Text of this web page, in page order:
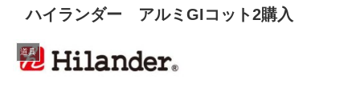
ハイランダー アルミGIコット2購入
道具